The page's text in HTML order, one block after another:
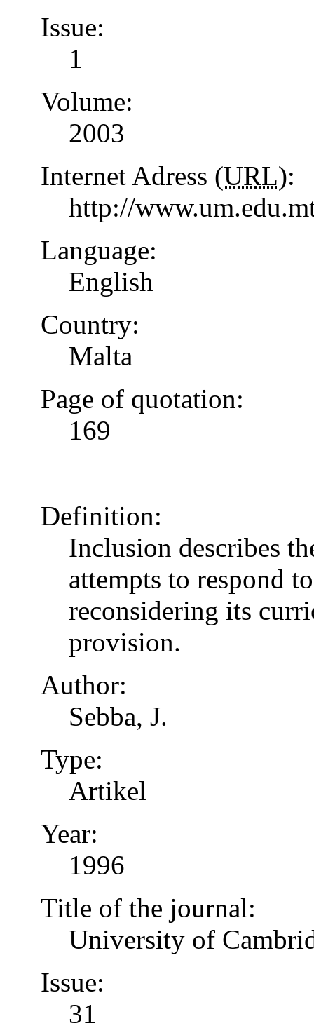
Issue:
1
Volume:
2003
Internet Adress (URL):
http://
Language:
English
Country:
Malta
Page of quotation:
169
Definition:
Inclusion describes
attempts to respond
reconsidering its
provision.
Author:
Sebba, J.
Type:
Artikel
Year:
1996
Title of the journal:
University of
Issue:
31